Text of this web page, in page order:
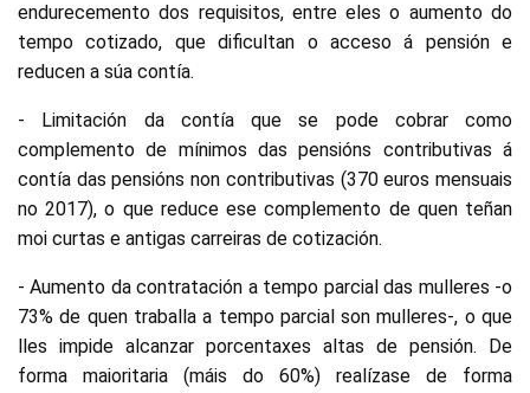
endurecemento dos requisitos, entre eles o aumento do
tempo cotizado, que dificultan o acceso á pensión e
reducen a súa contía.
- Limitación da contía que se pode cobrar como
complemento de mínimos das pensións contributivas á
contía das pensións non contributivas (370 euros mensuais
no 2017), o que reduce ese complemento de quen teñan
moi curtas e antigas carreiras de cotización.
- Aumento da contratación a tempo parcial das mulleres -o
73% de quen traballa a tempo parcial son mulleres-, o que
lles impide alcanzar porcentaxes altas de pensión. De
forma maioritaria (máis do 60%) realízase de forma